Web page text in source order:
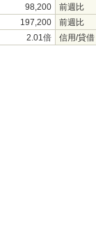
98,200
前週比
197,200
前週比
2.01倍 信用/貸借